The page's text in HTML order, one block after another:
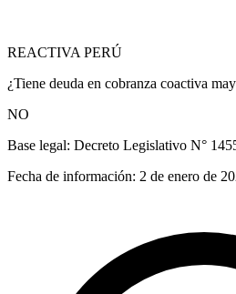
REACTIVA PERÚ
¿Tiene deuda en cobranza coactiva
NO
Base legal: Decreto Legislativo N°
Fecha de información: 2 de enero de